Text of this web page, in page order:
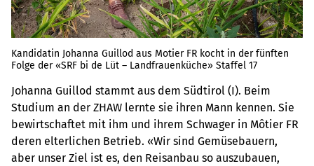
Kandidatin Johanna Guillod aus Motier FR kocht in der fünften
Folge der «SRF bi de Lüt – Landfrauenküche» Staffel 17
Johanna Guillod stammt aus dem Südtirol (I). Beim
Studium an der ZHAW lernte sie ihren Mann kennen. Sie
bewirtschaftet mit ihm und ihrem Schwager in Môtier FR
deren elterlichen Betrieb. «Wir sind Gemüsebauern,
aber unser Ziel ist es, den Reisanbau so auszubauen,